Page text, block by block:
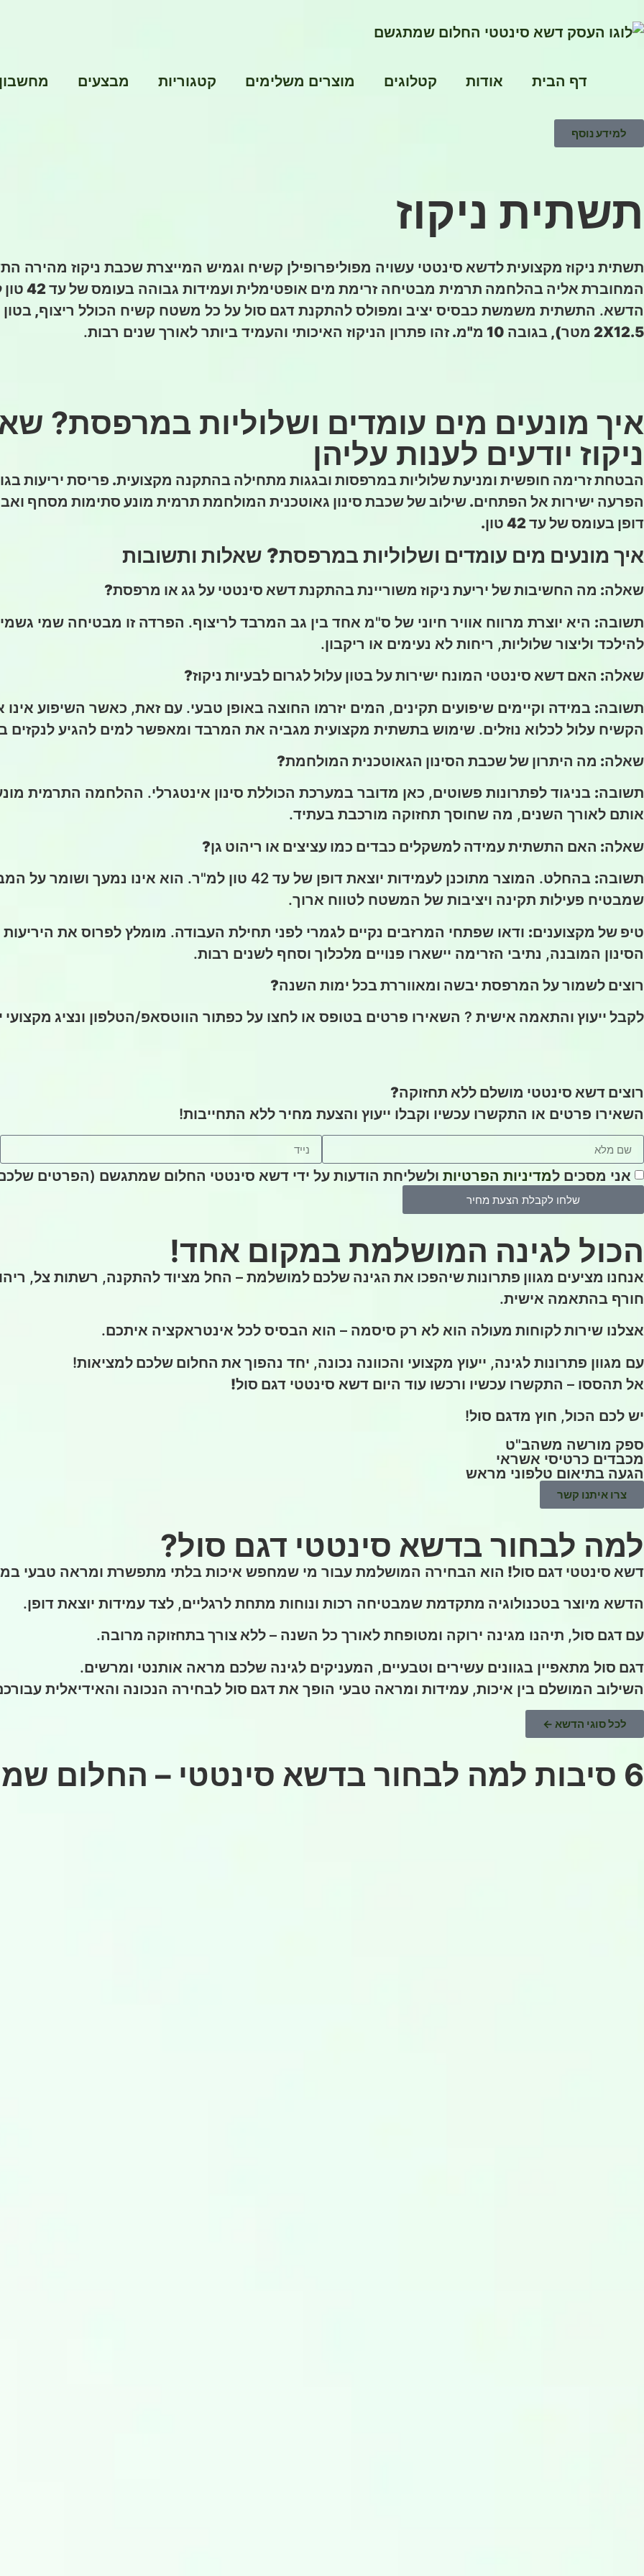
דף הבית אודות קטלוגים מוצרים משלימים קטגוריות מבצעים
למידע נוסף
תשתית ניקוז
תשתית ניקוז מקצועית לדשא סינטטי עשויה מפוליפרופילן קשיח וגמיש המייצרת שכבת ניקוז מהירה
המחוברת אליה בהלחמה תרמית מבטיחה זרימת מים אופטימלית ועמידות גבוהה בעומס של עד 42 טון
הדשא. התשתית משמשת כבסיס יציב ומפולס להתקנת דגם סול על כל משטח קשיח הכולל ריצוף,
2X12.5 מטר), בגובה 10 מ"מ.
זהו פתרון הניקוז האיכותי והעמיד ביותר לאורך שנים רבות.
איך מונעים מים עומדים ושלוליות במרפסת?
ניקוז יודעים לענות עליהן
הפרעה ישירות אל הפתחים. שילוב של שכבת סינון גאוטכנית המולחמת תרמית מונע סתימות מסחף
דופן בעומס של עד 42 טון.
איך מונעים מים עומדים ושלוליות במרפסת? שאלות ותשובות
שאלה: מה החשיבות של יריעת ניקוז משוריינת בהתקנת דשא סינטטי על גג או מרפסת?
תשובה: היא יוצרת מרווח אוויר חיוני של ס"מ אחד בין גב המרבד לריצוף. הפרדה זו מבטיחה שמי
להילכד וליצור שלוליות, ריחות לא נעימים או ריקבון.
שאלה: האם דשא סינטטי המונח ישירות על בטון עלול לגרום לבעיות ניקוז?
תשובה: במידה וקיימים שיפועים תקינים, המים יזרמו החוצה באופן טבעי. עם זאת, כאשר השיפוע
הקשיח עלול לכלוא נוזלים. שימוש בתשתית מקצועית מגביה את המרבד ומאפשר למים להגיע לנקזים
שאלה: מה היתרון של שכבת הסינון הגאוטכנית המולחמת?
תשובה: בניגוד לפתרונות פשוטים, כאן מדובר במערכת הכוללת סינון אינטגרלי. ההלחמה התרמית
אותם לאורך השנים, מה שחוסך תחזוקה מורכבת בעתיד.
שאלה: האם התשתית עמידה למשקלים כבדים כמו עציצים או ריהוט גן?
תשובה:
בהחלט. המוצר מתוכנן לעמידות יוצאת דופן של עד 42 טון
שמבטיח פעילות תקינה ויציבות של המשטח לטווח ארוך.
טיפ של מקצוענים: ודאו שפתחי המרזבים נקיים לגמרי לפני תחילת העבודה. מומלץ לפרוס את
הסינון המובנה, נתיבי הזרימה יישארו פנויים מלכלוך וסחף לשנים רבות.
רוצים לשמור על המרפסת יבשה ומאווררת בכל ימות השנה?
לקבל ייעוץ והתאמה אישית ? השאירו פרטים בטופס או לחצו על כפתור הווטסאפ/הטלפון ונציג
רוצים דשא סינטטי מושלם ללא תחזוקה?
השאירו פרטים או התקשרו עכשיו וקבלו ייעוץ והצעת מחיר ללא התחייבות!
אני מסכים למדיניות הפרטיות ולשליחת הודעות על ידי דשא סינטטי החלום שמתגשם (הפרטים
שלחו לקבלת הצעת מחיר
הכול לגינה המושלמת במקום אחד!
אנחנו מציעים מגוון פתרונות שיהפכו את הגינה שלכם למושלמת – החל מציוד להתקנה, רשתות צל, ריהוט
חורף בהתאמה אישית.
אצלנו שירות לקוחות מעולה הוא לא רק סיסמה – הוא הבסיס לכל אינטראקציה איתכם.
עם מגוון פתרונות לגינה, ייעוץ מקצועי והכוונה נכונה, יחד נהפוך את החלום שלכם למציאות!
אל תהססו – התקשרו עכשיו ורכשו עוד היום דשא סינטטי דגם סול!
יש לכם הכול, חוץ מדגם סול!
ספק מורשה משהב"ט
מכבדים כרטיסי אשראי
הגעה בתיאום טלפוני מראש
צרו איתנו קשר
למה לבחור בדשא סינטטי דגם סול?
דשא סינטטי דגם סול! הוא הבחירה המושלמת עבור מי שמחפש איכות בלתי מתפשרת ומראה טבעי
הדשא מיוצר בטכנולוגיה מתקדמת שמבטיחה רכות ונוחות מתחת לרגליים, לצד עמידות יוצאת דופן.
עם דגם סול, תיהנו מגינה ירוקה ומטופחת לאורך כל השנה – ללא צורך בתחזוקה מרובה.
דגם סול מתאפיין בגוונים עשירים וטבעיים, המעניקים לגינה שלכם מראה אותנטי ומרשים.
השילוב המושלם בין איכות, עמידות ומראה טבעי הופך את דגם סול לבחירה הנכונה והאידיאלית
לכל סוגי הדשא ←
6 סיבות למה לבחור בדשא סינטטי – החלום שמתגשם!